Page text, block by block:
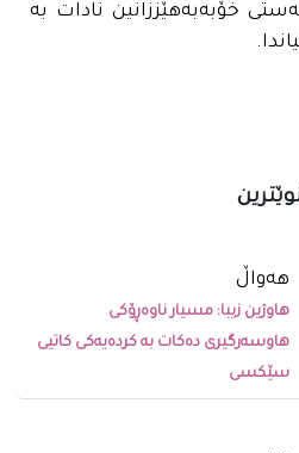
خۆبەبەهێززانین نادات بە
ھەواڵ
هاوژین زیبا: مسیار ناوەڕۆکی
هاوسەرگیری دەکات بە کردەیەکی کاتیی
سێکسی